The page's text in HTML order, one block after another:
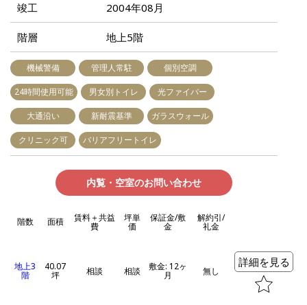
竣工 2004年08月
階層 地上5階
機械警備 管理人常駐 個別空調
24時間使用可能 男女別トイレ 光ファイバー
大通沿い 新耐震基準 ガラスウォール
クリニック可 バリアフリートイレ
内覧・空室のお問い合わせ
階数 面積 賃料＋共益
費
坪単
価
保証金/敷
金
解約引/
礼金
地上3
階
40.07
坪 相談 相談 敷金: 12ヶ
月 無し
詳細を見る